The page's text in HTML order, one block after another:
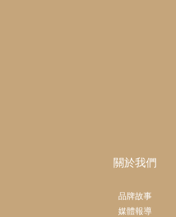
關於我們
品牌故事
媒體報導